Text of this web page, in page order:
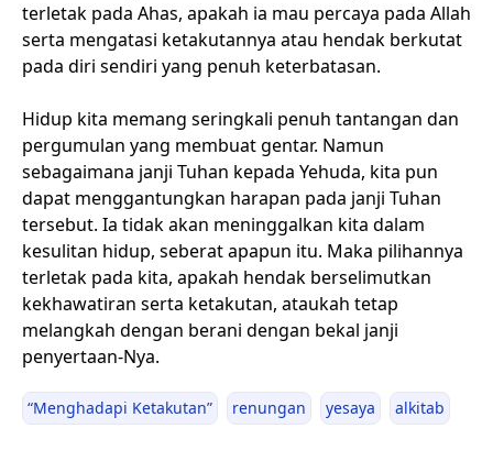
terletak pada Ahas, apakah ia mau percaya pada Allah
serta mengatasi ketakutannya atau hendak berkutat
pada diri sendiri yang penuh keterbatasan.
Hidup kita memang seringkali penuh tantangan dan
pergumulan yang membuat gentar. Namun
sebagaimana janji Tuhan kepada Yehuda, kita pun
dapat menggantungkan harapan pada janji Tuhan
tersebut. Ia tidak akan meninggalkan kita dalam
kesulitan hidup, seberat apapun itu. Maka pilihannya
terletak pada kita, apakah hendak berselimutkan
kekhawatiran serta ketakutan, ataukah tetap
melangkah dengan berani dengan bekal janji
penyertaan-Nya.
“Menghadapi Ketakutan” renungan yesaya alkitab